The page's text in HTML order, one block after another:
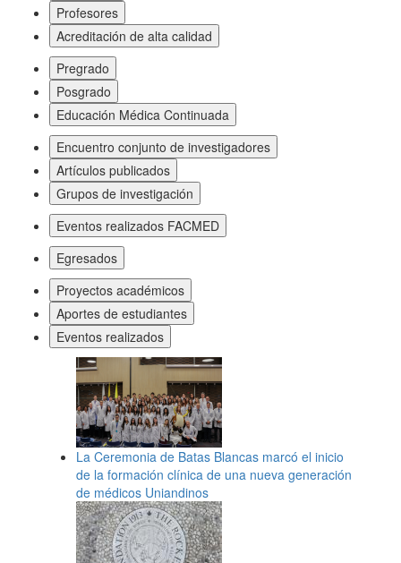
Profesores
Acreditación de alta calidad
Pregrado
Posgrado
Educación Médica Continuada
Encuentro conjunto de investigadores
Artículos publicados
Grupos de investigación
Eventos realizados FACMED
Egresados
Proyectos académicos
Aportes de estudiantes
Eventos realizados
La Ceremonia de Batas Blancas marcó el inicio
de la formación clínica de una nueva generación
de médicos Uniandinos